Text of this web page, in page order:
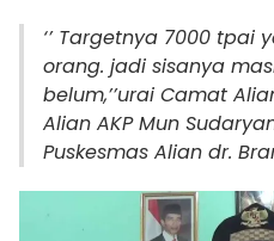
‘’ Targetnya 7000 tpai
orang. jadi sisanya
belum,’’urai Camat
Alian AKP Mun
Puskesmas Alian dr.